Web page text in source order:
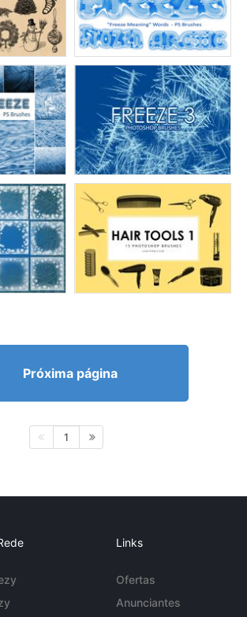
Próxima página
1
Links
Ofertas
Anunciantes